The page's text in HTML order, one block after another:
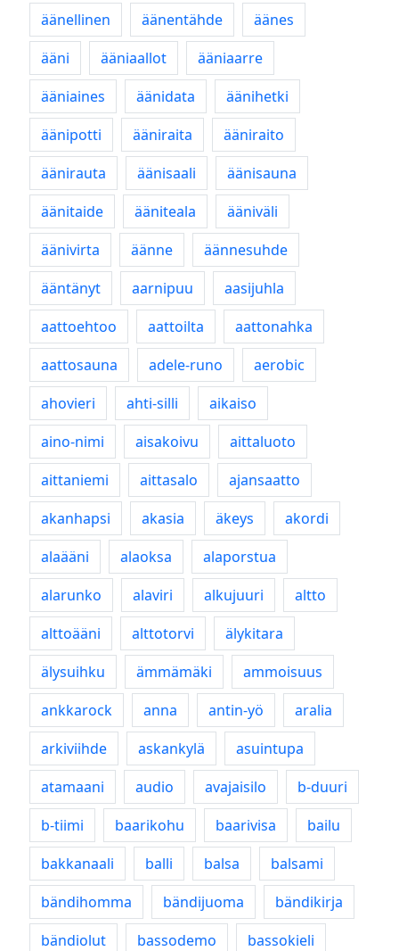
äänellinen
äänentähde
äänes
ääni
ääniaallot
ääniaarre
ääniaines
äänidata
äänihetki
äänipotti
ääniraita
ääniraito
äänirauta
äänisaali
äänisauna
äänitaide
ääniteala
ääniväli
äänivirta
äänne
äännesuhde
ääntänyt
aarnipuu
aasijuhla
aattoehtoo
aattoilta
aattonahka
aattosauna
adele-runo
aerobic
ahovieri
ahti-silli
aikaiso
aino-nimi
aisakoivu
aittaluoto
aittaniemi
aittasalo
ajansaatto
akanhapsi
akasia äkeys
akordi
alaääni
alaoksa
alaporstua
alarunko
alaviri alkujuuri
altto
alttoääni
alttotorvi
älykitara
älysuihku
ämmämäki
ammoisuus
ankkarock
anna antin-yö
aralia
arkiviihde
askankylä
asuintupa
atamaani
audio avajaisilo
b-duuri
b-tiimi
baarikohu baarivisa
bailu
bakkanaali
balli balsa
balsami
bändihomma
bändijuoma
bändikirja
bändiolut
bassodemo
bassokieli